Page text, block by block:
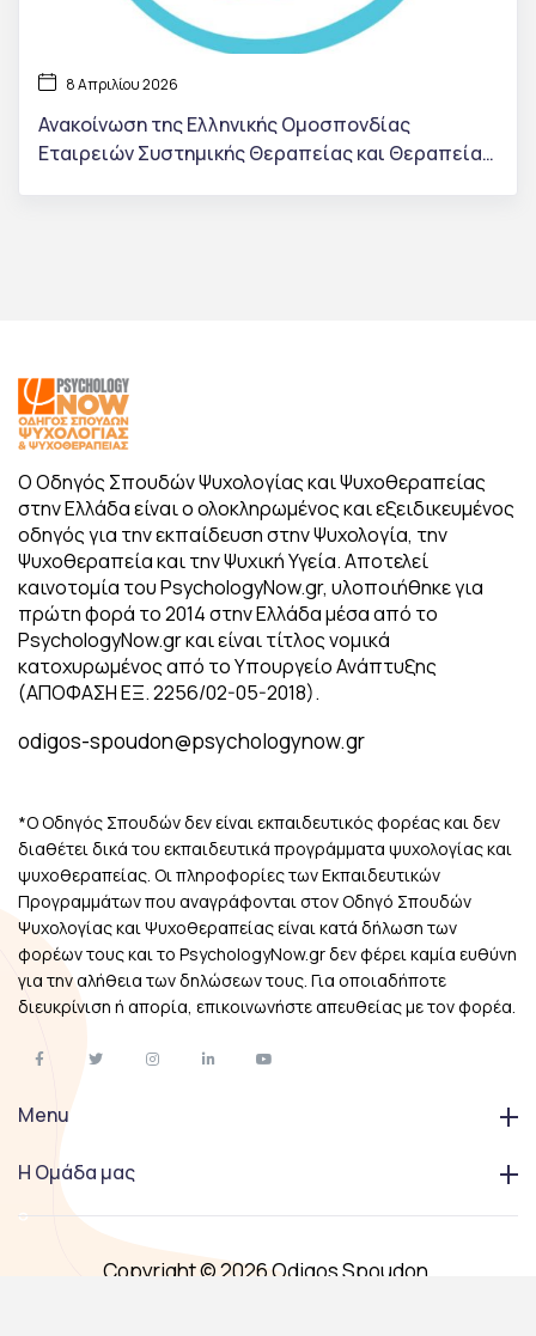
8 Απριλίου 2026
Ανακοίνωση της Ελληνικής Ομοσπονδίας
Εταιρειών Συστημικής Θεραπείας και Θεραπείας
Ο Οδηγός Σπουδών Ψυχολογίας και Ψυχοθεραπείας
στην Ελλάδα είναι ο ολοκληρωμένος και εξειδικευμένος
οδηγός για την εκπαίδευση στην Ψυχολογία, την
Ψυχοθεραπεία και την Ψυχική Υγεία. Αποτελεί
καινοτομία του PsychologyNow.gr, υλοποιήθηκε για
πρώτη φορά το 2014 στην Ελλάδα μέσα από το
PsychologyNow.gr και είναι τίτλος νομικά
κατοχυρωμένος από το Υπουργείο Ανάπτυξης
(ΑΠΟΦΑΣΗ ΕΞ. 2256/02-05-2018).
odigos-spoudon@psychologynow.gr
*Ο Οδηγός Σπουδών δεν είναι εκπαιδευτικός φορέας και δεν
διαθέτει δικά του εκπαιδευτικά προγράμματα ψυχολογίας και
ψυχοθεραπείας. Οι πληροφορίες των Εκπαιδευτικών
Προγραμμάτων που αναγράφονται στον Οδηγό Σπουδών
Ψυχολογίας και Ψυχοθεραπείας είναι κατά δήλωση των
φορέων τους και το PsychologyNow.gr δεν φέρει καμία ευθύνη
για την αλήθεια των δηλώσεων τους. Για οποιαδήποτε
διευκρίνιση ή απορία, επικοινωνήστε απευθείας με τον φορέα.
Menu
Η Ομάδα μας
Copyright © 2026 Odigos Spoudon.